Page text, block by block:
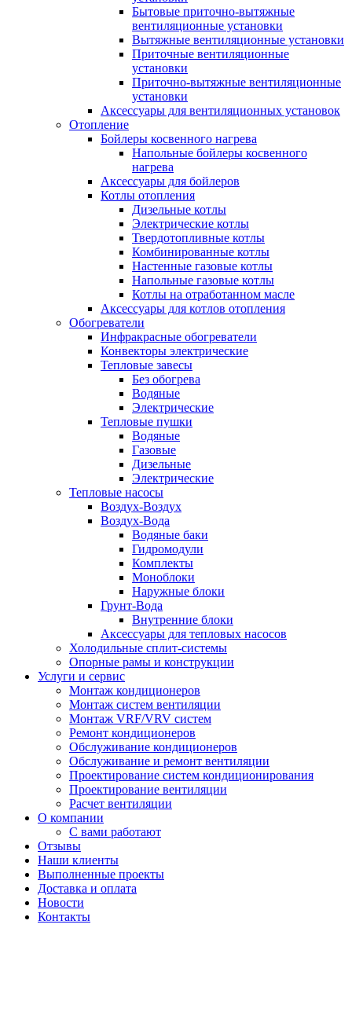
Бытовые приточно-вытяжные
вентиляционные установки
Вытяжные вентиляционные установки
Приточные вентиляционные
установки
Приточно-вытяжные вентиляционные
установки
Аксессуары для вентиляционных установок
Отопление
Бойлеры косвенного нагрева
Напольные бойлеры косвенного
нагрева
Аксессуары для бойлеров
Котлы отопления
Дизельные котлы
Электрические котлы
Твердотопливные котлы
Комбинированные котлы
Настенные газовые котлы
Напольные газовые котлы
Котлы на отработанном масле
Аксессуары для котлов отопления
Обогреватели
Инфракрасные обогреватели
Конвекторы электрические
Тепловые завесы
Без обогрева
Водяные
Электрические
Тепловые пушки
Водяные
Газовые
Дизельные
Электрические
Тепловые насосы
Воздух-Воздух
Воздух-Вода
Водяные баки
Гидромодули
Комплекты
Моноблоки
Наружные блоки
Грунт-Вода
Внутренние блоки
Аксессуары для тепловых насосов
Холодильные сплит-системы
Опорные рамы и конструкции
Услуги и сервис
Монтаж кондиционеров
Монтаж систем вентиляции
Монтаж VRF/VRV систем
Ремонт кондиционеров
Обслуживание кондиционеров
Обслуживание и ремонт вентиляции
Проектирование систем кондиционирования
Проектирование вентиляции
Расчет вентиляции
О компании
С вами работают
Отзывы
Наши клиенты
Выполненные проекты
Доставка и оплата
Новости
Контакты